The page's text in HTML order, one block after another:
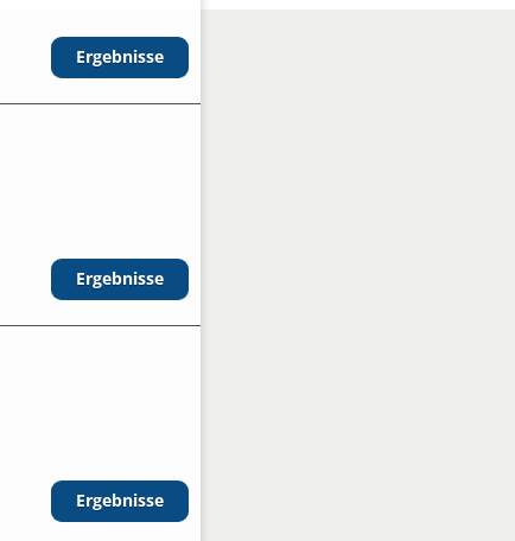
Ergebnisse
Ergebnisse
Ergebnisse